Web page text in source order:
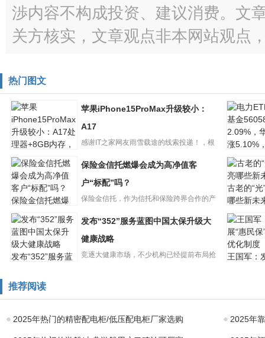
渉内容不构成投资、建议消费。文
关方核实，文章观点非本网站观点
热门图文
苹果
iPhone15ProMax
升级较小：A17
苹果iPhone15ProMax升级较小：
A17
感谢IT之家网友雨雪载途的线索投递！，根
电力ETF
金
2.09%，
保险金信托燃爆
会成为高净值客
户“标配”吗？
保险金信托燃爆会成为高净值客
户“标配”吗？
保险金信托，作为信托和保险跨界合作的产
古老的“
哪些新未
发布“352”服务蓝
大健康战略
发布“352”服务蓝图中国太保升级大
健康战略
竞逐大健康市场，不少机构已经提前布局抢
王国军：
推荐阅读
2025年热门的精密配电柜/低压配电柜厂家选购 2025年